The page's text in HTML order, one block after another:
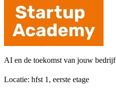
AI en de toekomst van jouw bedrijf
Locatie: hfst 1, eerste etage